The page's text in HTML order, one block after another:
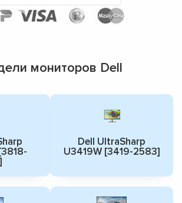
мониторов Dell
Dell UltraSharp
U3419W [3419-2583]